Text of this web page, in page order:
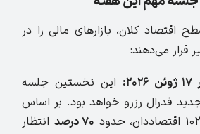
اقتصاد کلان، بازارهای مالی را در
قرار می‌دهند:
این نخستین جلسه
فدرال رزرو خواهد بود. بر اساس
۷۰ درصد
انتظار